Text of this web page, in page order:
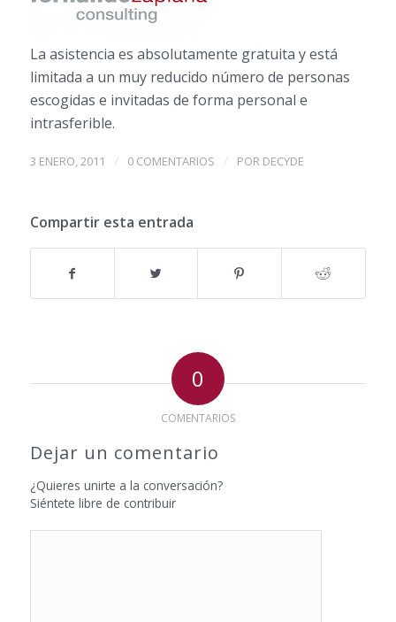
La asistencia es absolutamente gratuita y está
limitada a un muy reducido número de personas
escogidas e invitadas de forma personal e
intrasferible.
3 ENERO, 2011 / 0 COMENTARIOS / POR DECYDE
Compartir esta entrada
0
COMENTARIOS
Dejar un comentario
¿Quieres unirte a la conversación?
Siéntete libre de contribuir